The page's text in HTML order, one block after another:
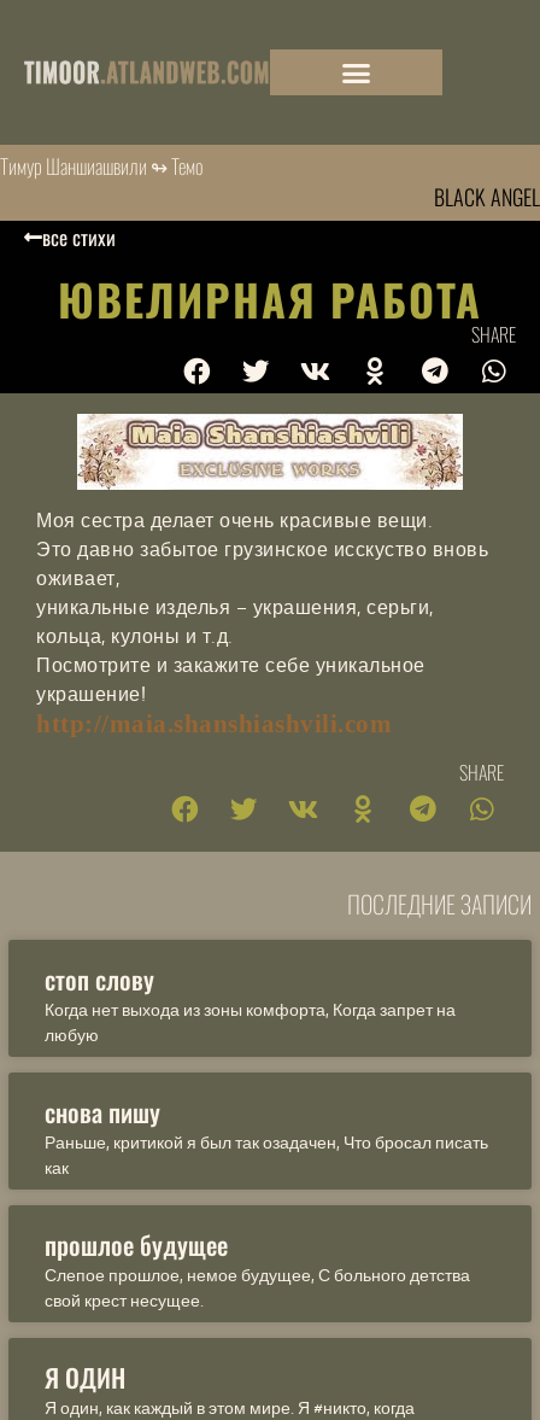
Тимур Шаншиашвили ↬ Темо
BLACK ANGEL
все стихи
ЮВЕЛИРНАЯ РАБОТА
SHARE
Моя сестра делает очень красивые вещи.
Это давно забытое грузинское исскуство вновь
оживает,
уникальные изделья – украшения, серьги,
кольца, кулоны и т.д.
Посмотрите и закажите себе уникальное
украшение!
http://maia.shanshiashvili.com
SHARE
ПОСЛЕДНИЕ ЗАПИСИ
стоп слову
Когда нет выхода из зоны комфорта, Когда запрет на
любую
снова пишу
Раньше, критикой я был так озадачен, Что бросал писать
как
прошлое будущее
Слепое прошлое, немое будущее, С больного детства
свой крест несущее.
Я ОДИН
Я один, как каждый в этом мире. Я #никто, когда